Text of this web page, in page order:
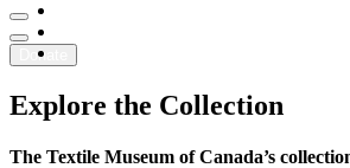
Youtube
Donate
Explore the Collection
The Textile Museum of Canada’s